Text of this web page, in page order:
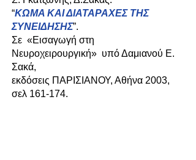
“ΚΩΜΑ ΚΑΙ ΔΙΑΤΑΡΑΧΕΣ ΤΗΣ
ΣΥΝΕΙΔΗΣΗΣ”.
Σε «Εισαγωγή στη
Νευροχειρουργική» υπό Δαμιανού Ε.
Σακά,
εκδόσεις ΠΑΡΙΣΙΑΝΟΥ, Αθήνα 2003,
σελ 161-174.